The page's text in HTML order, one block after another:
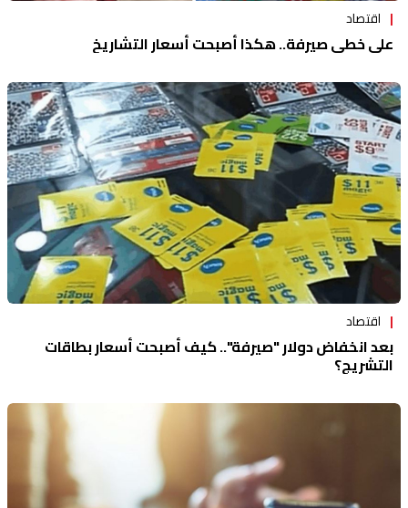
اقتصاد
على خطى صيرفة.. هكذا أصبحت أسعار التشاريخ
اقتصاد
بعد انخفاض دولار "صيرفة".. كيف أصبحت أسعار بطاقات
التشريج؟